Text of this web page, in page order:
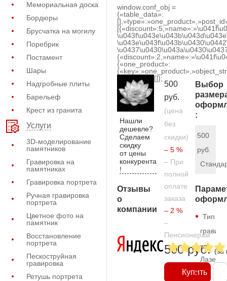
Мемориальная доска
Бордюры
Брусчатка на могилу
Поребрик
Постамент
Шары
Надгробные плиты
Барельеф
Крест из гранита
Услуги
3D-моделирование
памятников
Гравировка на
памятниках
Гравировка портрета
Ручная гравировка
портрета
Цветное фото на
памятник
Восстановление
портрета
Пескоструйная
гравировка
Ретушь портрета
window.conf_obj =
{«table_data»:
{«one_product»:
[]};
Нашли
дешевле?
Сделаем
скидку
от цены
конкурента
!
Отзывы
о
компании
500
руб.
(цена
без
скидки)
– 5 %
– При
полной
оплате
заказа
– 2 %
–
Пенсионерам
500 руб. (за
Купить
Выбор
:
500
руб.
Тип
—